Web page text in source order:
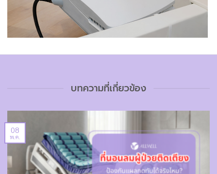
บทความที่เกี่ยวข้อง
08
พ.ค.